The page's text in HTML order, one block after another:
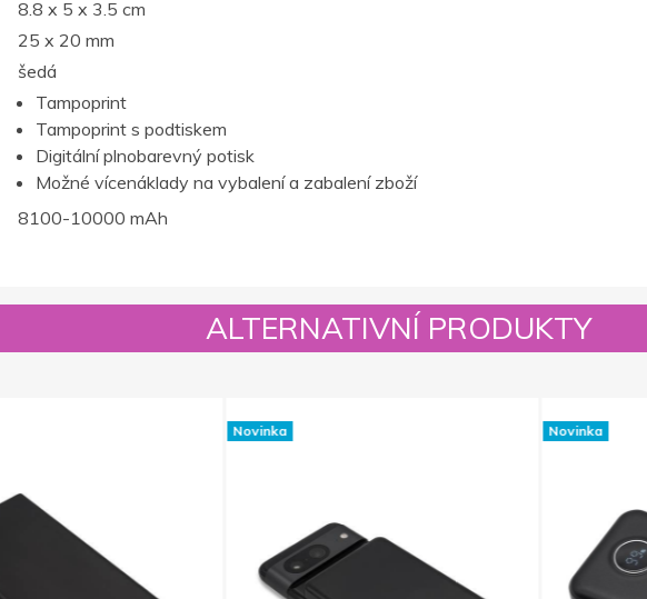
8.8 x 5 x 3.5 cm
25 x 20 mm
šedá
Tampoprint
Tampoprint s podtiskem
Digitální plnobarevný potisk
Možné vícenáklady na vybalení a zabalení zboží
8100-10000 mAh
ALTERNATIVNÍ PRODUKTY